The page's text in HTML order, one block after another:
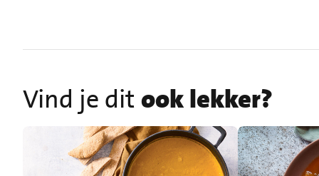
Vind je ditook lekker?